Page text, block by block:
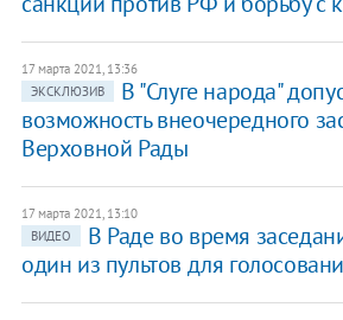
17 марта 2021, 13:36
ЭКСКЛЮЗИВ
В "Слуге народа"
возможность внеочередного
Верховной Рады
17 марта 2021, 13:10
ВИДЕО
В Раде во время
один из пультов для